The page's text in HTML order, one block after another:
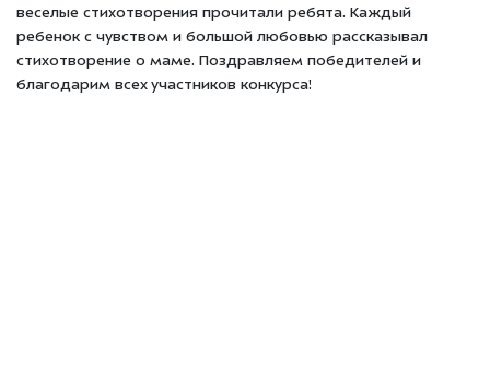
веселые стихотворения прочитали ребята. Каждый
ребенок с чувством и большой любовью рассказывал
стихотворение о маме. Поздравляем победителей и
благодарим всех участников конкурса!